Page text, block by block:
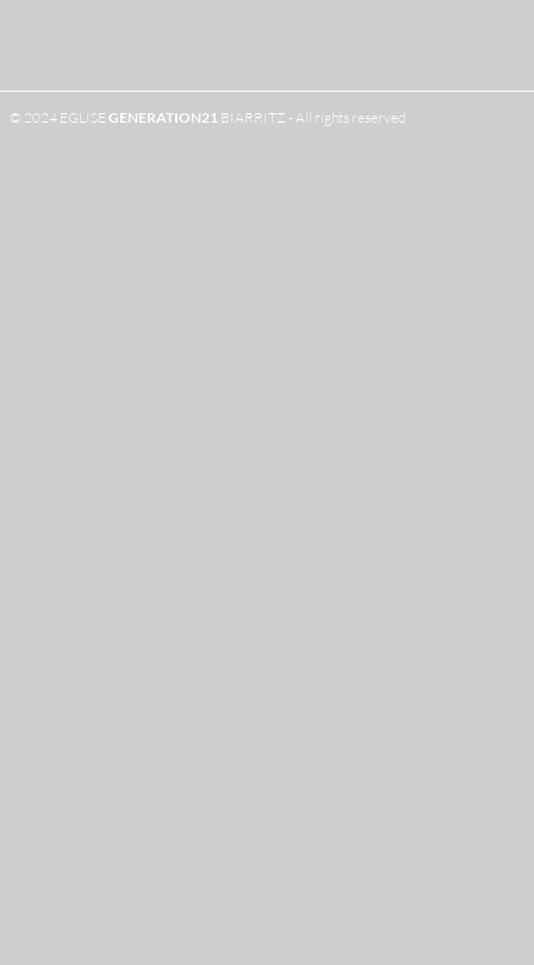
© 2024 EGLISE GENERATION21 BIARRITZ - All rights reserved